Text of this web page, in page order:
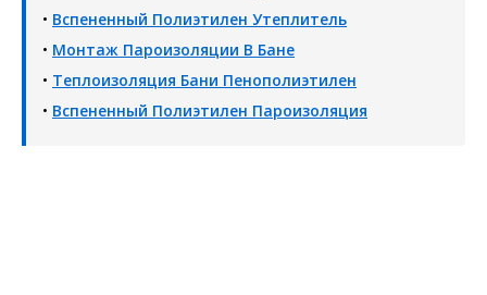
• Вспененный Полиэтилен Утеплитель
• Монтаж Пароизоляции В Бане
• Теплоизоляция Бани Пенополиэтилен
• Вспененный Полиэтилен Пароизоляция